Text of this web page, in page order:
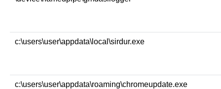
c:\users\user\appdata\local\sirdur.exe
c:\users\user\appdata\roaming\chromeupdate.exe